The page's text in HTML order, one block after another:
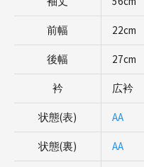
前幅 22cm
後幅 27cm
衿 広衿
状態(表) AA
状態(裏) AA